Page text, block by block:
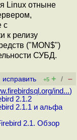
Linux отныне
с
к релизу
("MON$")
СУБД.
исправить +5 + / –
ind...)
2.1.2
2.1.1 и альфа
2.1. Обзор